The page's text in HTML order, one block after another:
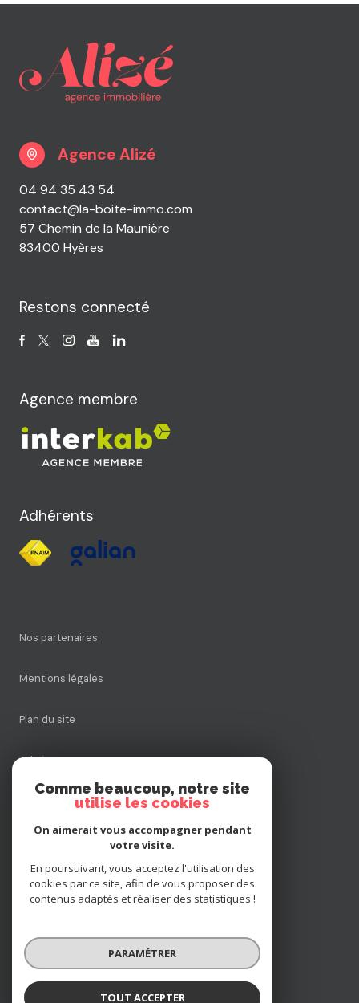
Agence Alizé
04 94 35 43 54
contact@la-boite-immo.com
57 Chemin de la Maunière
83400 Hyères
Restons connecté
Agence membre
Adhérents
Nos partenaires
Mentions légales
Plan du site
Admin
Nos honoraires
Cookies
© 2026 | Tous droits réservés
Réalisé par
Comme beaucoup, notre site
utilise les cookies
On aimerait vous accompagner pendant
votre visite.
En poursuivant, vous acceptez l'utilisation des
cookies par ce site, afin de vous proposer des
contenus adaptés et réaliser des statistiques !
PARAMÉTRER
TOUT ACCEPTER